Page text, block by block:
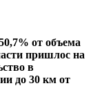
от объема
пришлос на
в
до 30 км от